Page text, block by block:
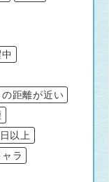
距離が近い
以上
ラ